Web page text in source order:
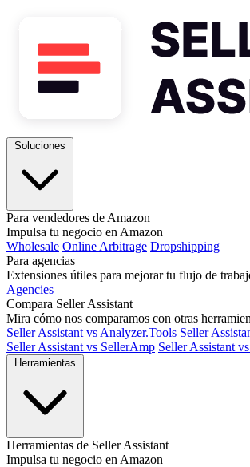
Para vendedores de Amazon
Impulsa tu negocio en Amazon
Wholesale Online Arbitrage Dropshipping
Para agencias
Extensiones útiles para mejorar tu flujo de
Agencies
Compara Seller Assistant
Mira cómo nos comparamos con otras
Seller Assistant vs Analyzer.Tools Seller
Seller Assistant vs SellerAmp Seller Assistant
Herramientas de Seller Assistant
Impulsa tu negocio en Amazon